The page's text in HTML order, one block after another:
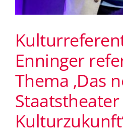
Enninger
Thema ‚Das